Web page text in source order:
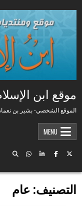
موقع ابن
الموقع الشخصي- بشير بن
MENU
التصنيف: عام